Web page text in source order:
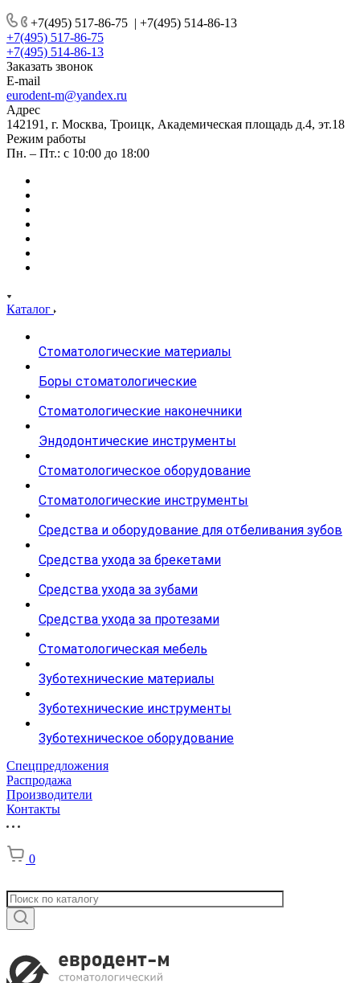
+7(495) 517-86-75 | +7(495) 514-86-13
+7(495) 517-86-75
+7(495) 514-86-13
Заказать звонок
E-mail
eurodent-m@yandex.ru
Адрес
142191, г. Москва, Троицк, Академическая площадь д.4, эт.18
Режим работы
Пн. – Пт.: с 10:00 до 18:00
Каталог
Стоматологические материалы
Боры стоматологические
Стоматологические наконечники
Эндодонтические инструменты
Стоматологическое оборудование
Стоматологические инструменты
Средства и оборудование для отбеливания зубов
Средства ухода за брекетами
Средства ухода за зубами
Средства ухода за протезами
Стоматологическая мебель
Зуботехнические материалы
Зуботехнические инструменты
Зуботехническое оборудование
Спецпредложения
Распродажа
Производители
Контакты
0